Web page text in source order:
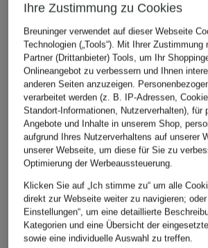
KUNDEN INSPIRIEREN
TOM FORD BEAUTY
TAORMINA ORANGE
Maison Francis
Kurkdjian
Ihre Zustimmung zu Cookies
Breuninger verwendet auf dieser Webseite
Technologien („Tools“). Mit Ihrer
Partner (Drittanbieter) Tools, um Ihr
Onlineangebot zu verbessern und Ihnen
anderen Seiten anzuzeigen.
verarbeitet werden (z. B. IP-Adressen,
Standort-Informationen, Nutzerverhalten), für
Angebote und Inhalte in unserem Shop,
aufgrund Ihres Nutzerverhaltens auf unserer
unserer Webseite, um diese für Sie zu
Optimierung der Werbeaussteuerung.
Klicken Sie auf „Ich stimme zu“ um alle
direkt zur Webseite weiter zu navigieren;
Einstellungen“, um eine detaillierte
Kategorien und eine Übersicht der
sowie eine individuelle Auswahl zu treffen.